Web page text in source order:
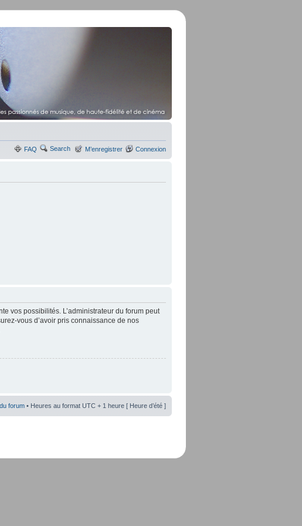
FAQ Search M’enregistrer Connexion
vos possibilités. L’administrateur du forum peut
vous d’avoir pris connaissance de nos
forum • Heures au format UTC + 1 heure [ Heure d’été ]